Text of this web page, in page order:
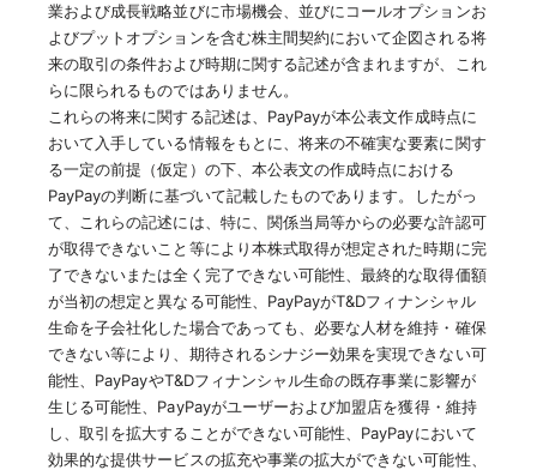
業および成長戦略並びに市場機会、並びにコールオプションお
よびプットオプションを含む株主間契約において企図される将
来の取引の条件および時期に関する記述が含まれますが、これ
らに限られるものではありません。
これらの将来に関する記述は、PayPayが本公表文作成時点に
おいて入手している情報をもとに、将来の不確実な要素に関す
る一定の前提（仮定）の下、本公表文の作成時点における
PayPayの判断に基づいて記載したものであります。したがっ
て、これらの記述には、特に、関係当局等からの必要な許認可
が取得できないこと等により本株式取得が想定された時期に完
了できないまたは全く完了できない可能性、最終的な取得価額
が当初の想定と異なる可能性、PayPayがT&Dフィナンシャル
生命を子会社化した場合であっても、必要な人材を維持・確保
できない等により、期待されるシナジー効果を実現できない可
能性、PayPayやT&Dフィナンシャル生命の既存事業に影響が
生じる可能性、PayPayがユーザーおよび加盟店を獲得・維持
し、取引を拡大することができない可能性、PayPayにおいて
効果的な提供サービスの拡充や事業の拡大ができない可能性、